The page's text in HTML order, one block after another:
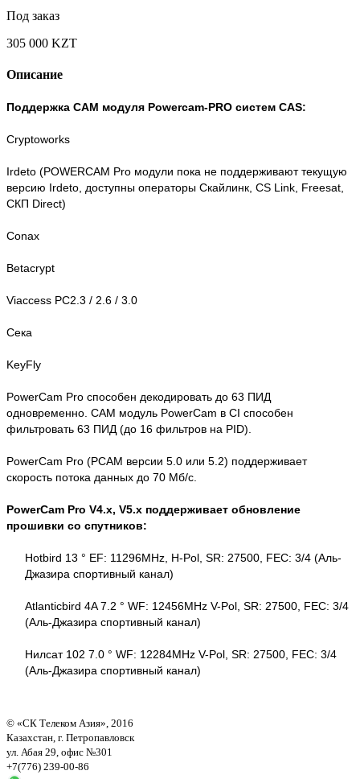
Под заказ
305 000 KZT
Описание
Поддержка CAM модуля Powercam-PRO систем CAS:
Cryptoworks
Irdeto (POWERCAM Pro модули пока не поддерживают текущую
версию Irdeto, доступны операторы Скайлинк, CS Link, Freesat,
СКП Direct)
Conax
Betacrypt
Viaccess PC2.3 / 2.6 / 3.0
Сека
KeyFly
PowerCam Pro способен декодировать до 63 ПИД
одновременно. CAM модуль PowerCam в CI способен
фильтровать 63 ПИД (до 16 фильтров на PID).
PowerCam Pro (PCAM версии 5.0 или 5.2) поддерживает
скорость потока данных до 70 Мб/с.
PowerCam Pro V4.x, V5.x поддерживает обновление
прошивки со спутников:
Hotbird 13 ° EF: 11296MHz, Н-Pol, SR: 27500, FEC: 3/4 (Аль-
Джазира спортивный канал)
Atlanticbird 4A 7.2 ° WF: 12456MHz V-Pol, SR: 27500, FEC: 3/4
(Аль-Джазира спортивный канал)
Нилсат 102 7.0 ° WF: 12284MHz V-Pol, SR: 27500, FEC: 3/4
(Аль-Джазира спортивный канал)
© «СК Телеком Азия», 2016
Казахстан, г. Петропавловск
ул. Абая 29, офис №301
+7(776) 239-00-86